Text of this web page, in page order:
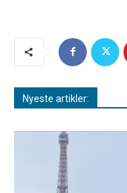
Nyeste artikler: